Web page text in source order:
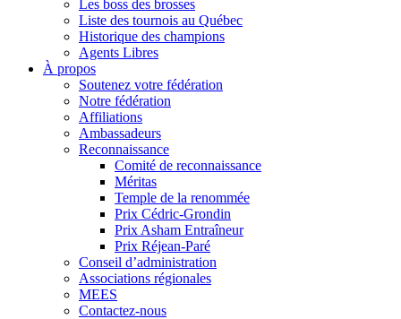
Les boss des brosses
Liste des tournois au Québec
Historique des champions
Agents Libres
À propos
Soutenez votre fédération
Notre fédération
Affiliations
Ambassadeurs
Reconnaissance
Comité de reconnaissance
Méritas
Temple de la renommée
Prix Cédric-Grondin
Prix Asham Entraîneur
Prix Réjean-Paré
Conseil d’administration
Associations régionales
MEES
Contactez-nous